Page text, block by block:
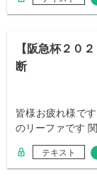
【阪急杯２０
断
皆様お疲れ様で
のリーファです
テキスト